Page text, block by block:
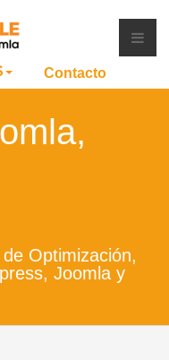
Contacto
Optimización,
Joomla y